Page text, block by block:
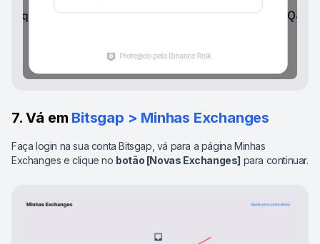
7. Vá em Bitsgap > Minhas Exchanges
Faça login na sua conta Bitsgap, vá para a página Minhas
Exchanges e clique no botão [Novas Exchanges] para continuar.